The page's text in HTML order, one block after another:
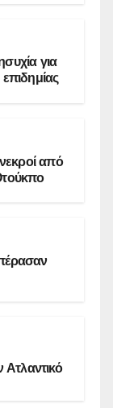
για
από